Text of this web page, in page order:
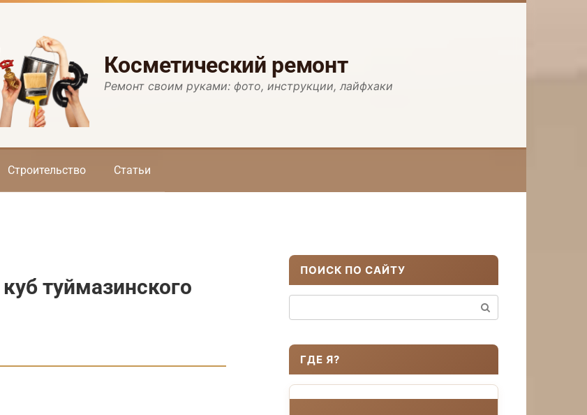
Косметический ремонт
Ремонт своим руками: фото, инструкции, лайфхаки
Строительство Статьи
туймазинского
ПОИСК ПО САЙТУ
ГДЕ Я?